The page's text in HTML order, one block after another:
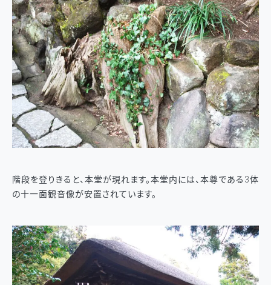
階段を登りきると、本堂が現れます。本堂内には、本尊である3体
の十一面観音像が安置されています。